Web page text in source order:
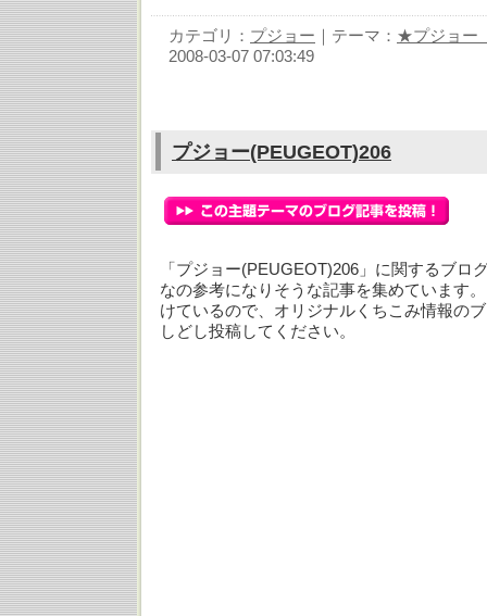
カテゴリ： プジョー ｜テーマ： ★プジョー
2008-03-07 07:03:49
プジョー(PEUGEOT)206
「プジョー(PEUGEOT)206」に関するブロ
なの参考になりそうな記事を集めています
けているので、オリジナルくちこみ情報の
しどし投稿してください。